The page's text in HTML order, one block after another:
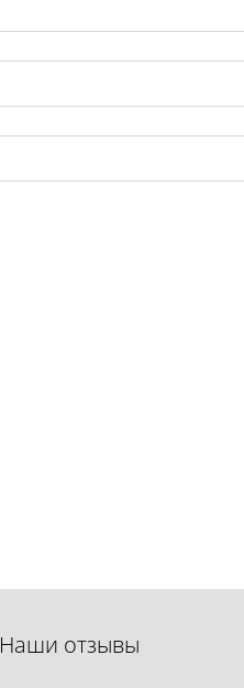
Наши отзывы